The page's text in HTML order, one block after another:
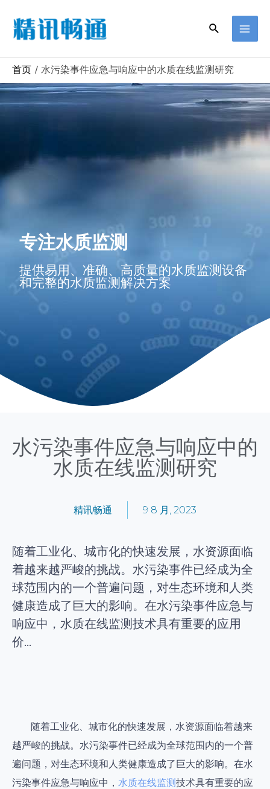
首页 水污染事件应急与响应中的水质在线监测研究
专注水质监测
提供易用、准确、高质量的水质监测设备
和完整的水质监测解决方案
水污染事件应急与响应中的
水质在线监测研究
精讯畅通 9 8 月, 2023
随着工业化、城市化的快速发展，水资源面临
着越来越严峻的挑战。水污染事件已经成为全
球范围内的一个普遍问题，对生态环境和人类
健康造成了巨大的影响。在水污染事件应急与
响应中，水质在线监测技术具有重要的应用
价...
随着工业化、城市化的快速发展，水资源面临着越来
越严峻的挑战。水污染事件已经成为全球范围内的一个普
遍问题，对生态环境和人类健康造成了巨大的影响。在水
污染事件应急与响应中， 水质在线监测技术具有重要的应